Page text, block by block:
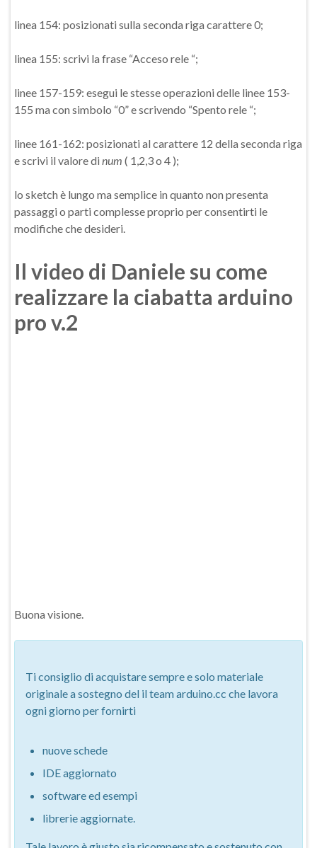
linea 154: posizionati sulla seconda riga carattere 0;
linea 155: scrivi la frase “Acceso rele “;
linee 157-159: esegui le stesse operazioni delle linee 153-
155 ma con simbolo “0” e scrivendo “Spento rele “;
linee 161-162: posizionati al carattere 12 della seconda riga
e scrivi il valore di num ( 1,2,3 o 4 );
lo sketch è lungo ma semplice in quanto non presenta
passaggi o parti complesse proprio per consentirti le
modifiche che desideri.
Il video di Daniele su come
realizzare la ciabatta arduino
pro v.2
Buona visione.
Ti consiglio di acquistare sempre e solo materiale
originale a sostegno del il team arduino.cc che lavora
ogni giorno per fornirti
nuove schede
IDE aggiornato
software ed esempi
librerie aggiornate.